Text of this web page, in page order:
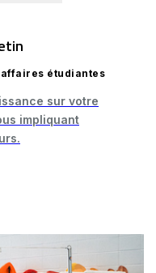
affaires étudiantes
sur votre
impliquant